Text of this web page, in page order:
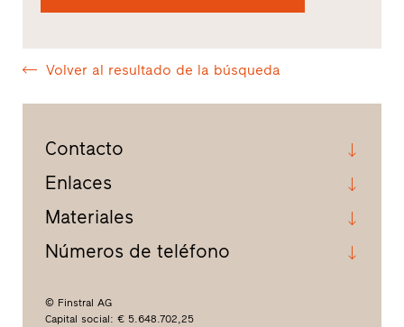
Volver al resultado de la búsqueda
Contacto
Enlaces
Materiales
Números de teléfono
© Finstral AG
Capital social: € 5.648.702,25